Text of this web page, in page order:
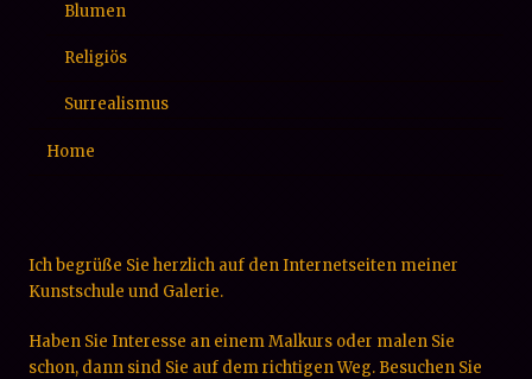
Blumen
Religiös
Surrealismus
Home
Ich begrüße Sie herzlich auf den Internetseiten meiner
Kunstschule und Galerie.
Haben Sie Interesse an einem Malkurs oder malen Sie
schon, dann sind Sie auf dem richtigen Weg. Besuchen Sie